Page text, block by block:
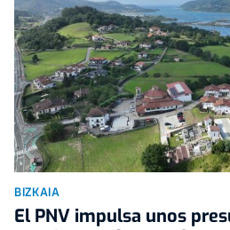
BIZKAIA
El PNV impulsa unos